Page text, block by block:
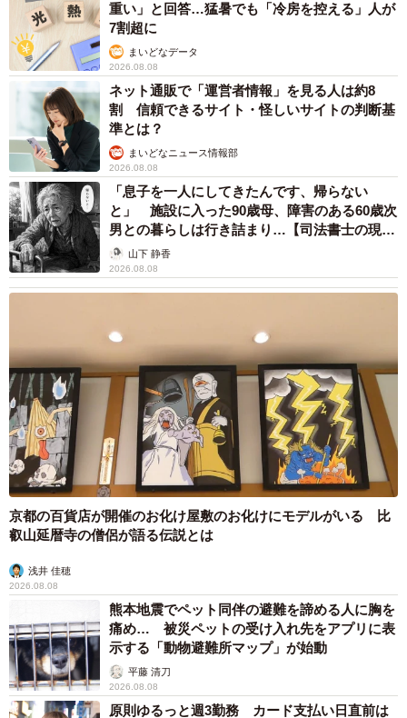
重い」と回答…猛暑でも「冷房を控える」人が
7割超に
まいどなデータ
2026.08.08
ネット通販で「運営者情報」を見る人は約8
割 信頼できるサイト・怪しいサイトの判断基
準とは？
まいどなニュース情報部
2026.08.08
「息子を一人にしてきたんです、帰らない
と」 施設に入った90歳母、障害のある60歳次
男との暮らしは行き詰まり…【司法書士の現場
から】山下 静香
2026.08.08
京都の百貨店が開催のお化け屋敷のお化けにモデルがいる 比
叡山延暦寺の僧侶が語る伝説とは
浅井 佳穂
2026.08.08
熊本地震でペット同伴の避難を諦める人に胸を
痛め… 被災ペットの受け入れ先をアプリに表
示する「動物避難所マップ」が始動
平藤 清刀
2026.08.08
原則ゆるっと週3勤務 カード支払い日直前は